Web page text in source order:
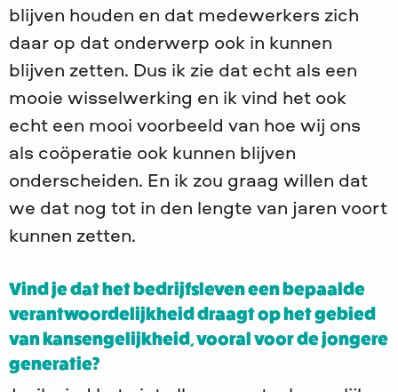
blijven houden en dat medewerkers zich
daar op dat onderwerp ook in kunnen
blijven zetten. Dus ik zie dat echt als een
mooie wisselwerking en ik vind het ook
echt een mooi voorbeeld van hoe wij ons
als coöperatie ook kunnen blijven
onderscheiden. En ik zou graag willen dat
we dat nog tot in den lengte van jaren voort
kunnen zetten.
Vind je dat het bedrijfsleven een bepaalde
verantwoordelijkheid draagt op het gebied
van kansengelijkheid, vooral voor de jongere
generatie?